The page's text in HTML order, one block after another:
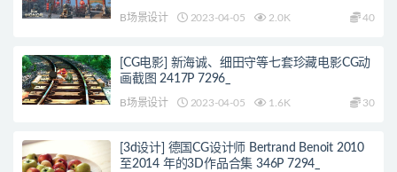
B场景设计 2023-04-05 2.0K 40
[CG电影] 新海诚、细田守等七套珍藏电影CG动
画截图 2417P 7296_
B场景设计 2023-04-05 1.6K 30
[3d设计] 德国CG设计师 Bertrand Benoit 2010
至2014 年的3D作品合集 346P 7294_